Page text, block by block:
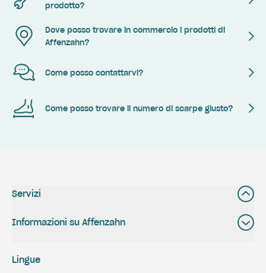
prodotto?
Dove posso trovare in commercio i prodotti di
Affenzahn?
Come posso contattarvi?
Come posso trovare il numero di scarpe giusto?
Servizi
Informazioni su Affenzahn
Lingue